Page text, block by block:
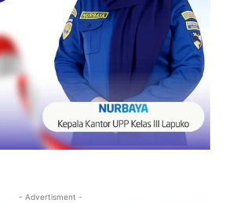
- Advertisment -